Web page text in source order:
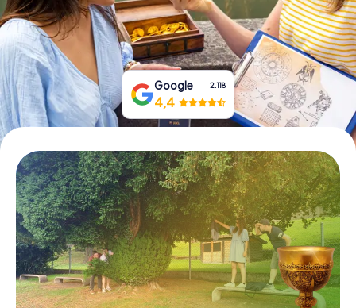
Acquista i Voucher
Google 2.118
4,4